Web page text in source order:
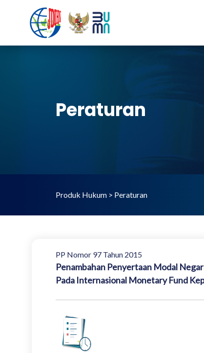
Peraturan
Produk Hukum > Peraturan
PP Nomor 97 Tahun 2015
Penambahan Penyertaan Modal
Pada Internasional Monetary Fund